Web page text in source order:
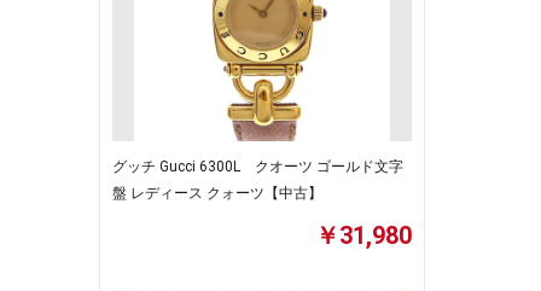
グッチ Gucci 6300L クオーツ ゴールド文字
盤 レディース クォーツ【中古】
￥31,980